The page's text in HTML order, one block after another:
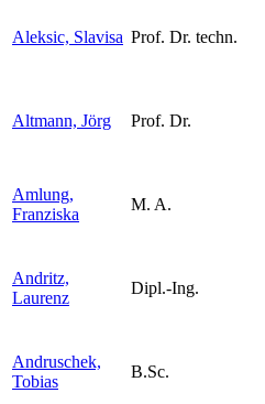
Aleksic, Slavisa Prof. Dr. techn.
Altmann, Jörg Prof. Dr.
Amlung,
Franziska
M. A.
Andritz,
Laurenz
Dipl.-Ing.
Andruschek,
Tobias
B.Sc.